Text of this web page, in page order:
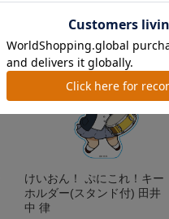
けいおん！ ぷにこれ！キー
ホルダー(スタンド付) 田井
中 律